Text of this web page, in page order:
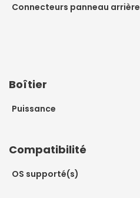
Connecteurs panneau arrière
Boîtier
Puissance
Compatibilité
OS supporté(s)